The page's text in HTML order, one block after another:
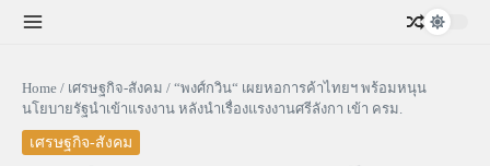
Home / เศรษฐกิจ-สังคม / “พงศ์กวิน“ เผยหอการค้าไทยฯ พร้อมหนุน
นโยบายรัฐนำเข้าแรงงาน หลังนำเรื่องแรงงานศรีลังกา เข้า ครม.
เศรษฐกิจ-สังคม